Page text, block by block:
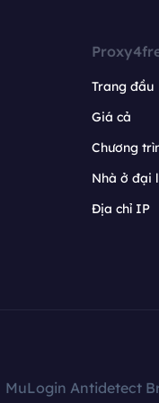
Trang đầu
Giá cả
Chương
Nhà ở đại
Địa chỉ IP
MuLogin Antidetect